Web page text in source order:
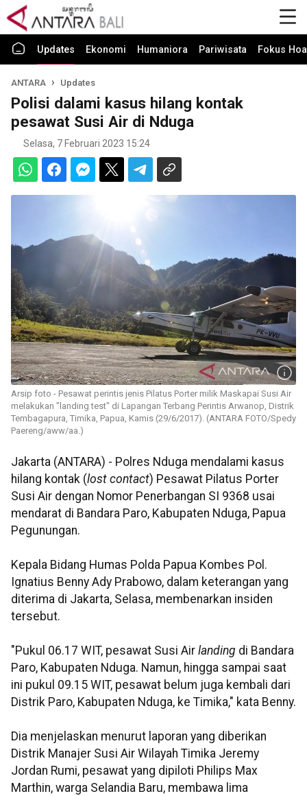
Updates Ekonomi Humaniora Pariwisata Fokus
ANTARA Updates
Polisi dalami kasus hilang kontak
pesawat Susi Air di Nduga
Selasa, 7 Februari 2023 15:24
Arsip foto - Pesawat perintis jenis Pilatus Porter milik Maskapai Susi Air
melakukan "landing test" di Lapangan Terbang Perintis Arwanop, Distrik
Tembagapura, Timika, Papua, Kamis (29/6/2017). (ANTARA FOTO/Spedy
Paereng/aww/aa.)
Jakarta (ANTARA) - Polres Nduga mendalami kasus
hilang kontak (lost contact) Pesawat Pilatus Porter
Susi Air dengan Nomor Penerbangan SI 9368 usai
mendarat di Bandara Paro, Kabupaten Nduga, Papua
Pegunungan.
Kepala Bidang Humas Polda Papua Kombes Pol.
Ignatius Benny Ady Prabowo, dalam keterangan yang
diterima di Jakarta, Selasa, membenarkan insiden
tersebut.
"Pukul 06.17 WIT, pesawat Susi Air landing di Bandara
Paro, Kabupaten Nduga. Namun, hingga sampai saat
ini pukul 09.15 WIT, pesawat belum juga kembali dari
Distrik Paro, Kabupaten Nduga, ke Timika," kata Benny.
Dia menjelaskan menurut laporan yang diberikan
Distrik Manajer Susi Air Wilayah Timika Jeremy
Jordan Rumi, pesawat yang dipiloti Philips Max
Marthin, warga Selandia Baru, membawa lima